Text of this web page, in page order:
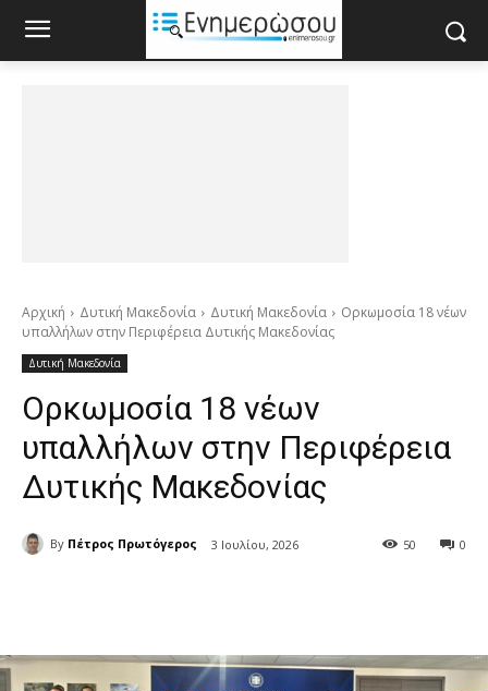
Αρχική Δυτική Μακεδονία Δυτική Μακεδονία
Ορκωμοσία 18 νέων
υπαλλήλων στην Περιφέρεια Δυτικής Μακεδονίας
Δυτική Μακεδονία
Ορκωμοσία 18 νέων
υπαλλήλων στην Περιφέρεια
Δυτικής Μακεδονίας
By Πέτρος Πρωτόγερος 3 Ιουλίου, 2026 0
50